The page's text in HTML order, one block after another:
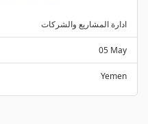
ادارة المشاريع والشركات
05 May
Yemen